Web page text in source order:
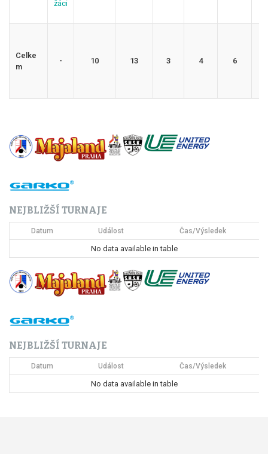
žáci
Celke
m
- 10 13 3 4 6
NEJBLIŽŠÍ TURNAJE
Datum Událost Čas/Výsledek
No data available in table
NEJBLIŽŠÍ TURNAJE
Datum Událost Čas/Výsledek
No data available in table